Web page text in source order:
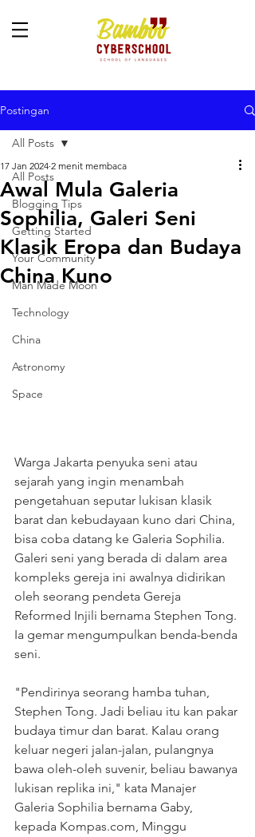
Postingan
All Posts
Blogging Tips
Getting Started
Your Community
Man Made Moon
Technology
China
Astronomy
Space
All Posts
Awal Mula Galeria
Sophilia, Galeri Seni
Klasik Eropa dan Budaya
China Kuno
17 Jan 2024 2 menit membaca
Warga Jakarta penyuka seni atau
sejarah yang ingin menambah
pengetahuan seputar lukisan klasik
barat dan kebudayaan kuno dari China,
bisa coba datang ke Galeria Sophilia.
Galeri seni yang berada di dalam area
kompleks gereja ini awalnya didirikan
oleh seorang pendeta Gereja
Reformed Injili bernama Stephen Tong.
Ia gemar mengumpulkan benda-benda
seni.
"Pendirinya seorang hamba tuhan,
Stephen Tong. Jadi beliau itu kan pakar
budaya timur dan barat. Kalau orang
keluar negeri jalan-jalan, pulangnya
bawa oleh-oleh suvenir, beliau bawanya
lukisan replika ini," kata Manajer
Galeria Sophilia bernama Gaby,
kepada Kompas.com, Minggu